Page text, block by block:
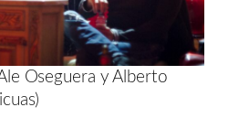
Oseguera y Alberto